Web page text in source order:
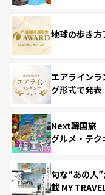
地球の歩き
エアライン
グ形式で発表
Next韓国旅
グルメ・テク
旬な“あの人
載 MY